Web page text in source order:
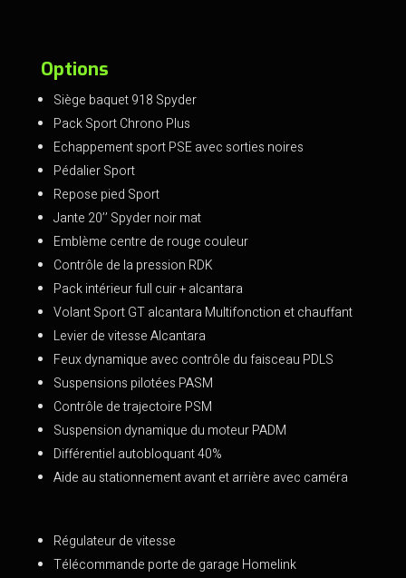
Options
Siège baquet 918 Spyder
Pack Sport Chrono Plus
Echappement sport PSE avec sorties noires
Pédalier Sport
Repose pied Sport
Jante 20’’ Spyder noir mat
Emblème centre de rouge couleur
Contrôle de la pression RDK
Pack intérieur full cuir + alcantara
Volant Sport GT alcantara Multifonction et chauffant
Levier de vitesse Alcantara
Feux dynamique avec contrôle du faisceau PDLS
Suspensions pilotées PASM
Contrôle de trajectoire PSM
Suspension dynamique du moteur PADM
Différentiel autobloquant 40%
Aide au stationnement avant et arrière avec caméra
Régulateur de vitesse
Télécommande porte de garage Homelink